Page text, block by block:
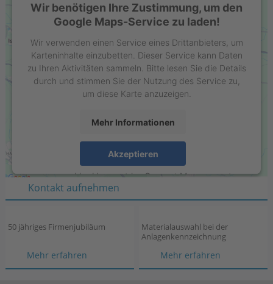
Wir benötigen Ihre Zustimmung, um den
Google Maps-Service zu laden!
Wir verwenden einen Service eines Drittanbieters, um
Karteninhalte einzubetten. Dieser Service kann Daten
zu Ihren Aktivitäten sammeln. Bitte lesen Sie die Details
durch und stimmen Sie der Nutzung des Service zu,
um diese Karte anzuzeigen.
Mehr Informationen
Akzeptieren
powered byUsercentrics Consent Management
Raiffeisenring 35-37
D-46395 Bocholt
Kontakt aufnehmen
50 jähriges Firmenjubiläum
Mehr erfahren
jähriges
Materialauswahl bei der
Anlagenkennzeichnung
Mehr erfahren
bei